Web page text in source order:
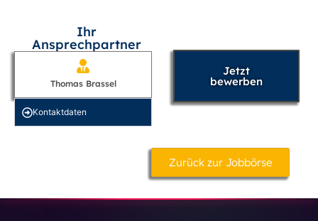
Ihr
Ansprechpartner
Thomas Brassel
Kontakt­daten
Jetzt
bewerben
Zurück zur Jobbörse